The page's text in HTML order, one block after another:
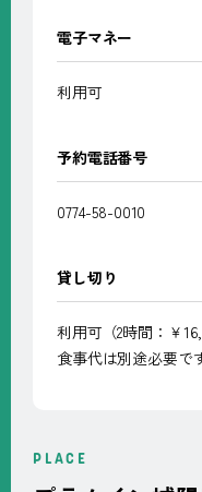
電子マネー
利用可
予約電話番号
0774-58-0010
貸し切り
利用可（2時間：￥
食事代は別途必要で
PLACE